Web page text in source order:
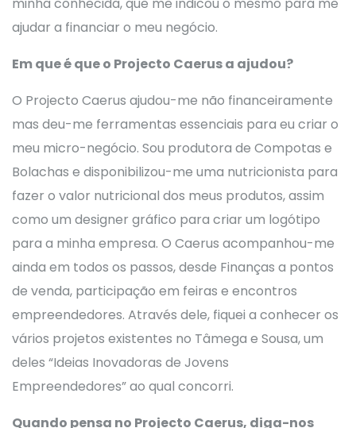
ajudar a financiar o meu negócio.
Em que é que o Projecto Caerus a ajudou?
O Projecto Caerus ajudou-me não financeiramente
mas deu-me ferramentas essenciais para eu criar o
meu micro-negócio. Sou produtora de Compotas e
Bolachas e disponibilizou-me uma nutricionista para
fazer o valor nutricional dos meus produtos, assim
como um designer gráfico para criar um logótipo
para a minha empresa. O Caerus acompanhou-me
ainda em todos os passos, desde Finanças a pontos
de venda, participação em feiras e encontros
empreendedores. Através dele, fiquei a conhecer os
vários projetos existentes no Tâmega e Sousa, um
deles “Ideias Inovadoras de Jovens
Empreendedores” ao qual concorri.
Quando pensa no Projecto Caerus, diga-nos